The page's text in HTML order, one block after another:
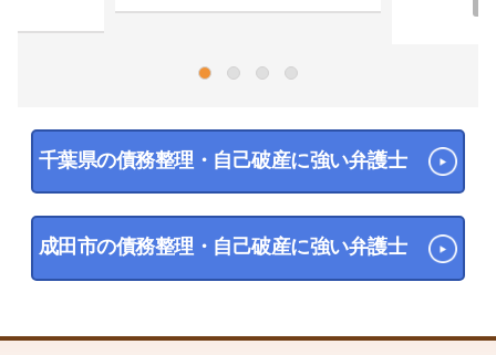
千葉県の債務整理・自己破産に強い弁護士
成田市の債務整理・自己破産に強い弁護士